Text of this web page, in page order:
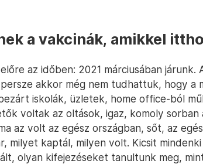
a vakcinák, amikkel
az időben: 2021 márciusában járunk.
akkor még nem tudhattuk, hogy a
iskolák, üzletek, home office-ból
voltak az oltások, igaz, komoly sorban
az volt az egész országban, sőt, az
milyet kaptál, milyen volt. Kicsit mindenki
olyan kifejezéseket tanultunk meg,